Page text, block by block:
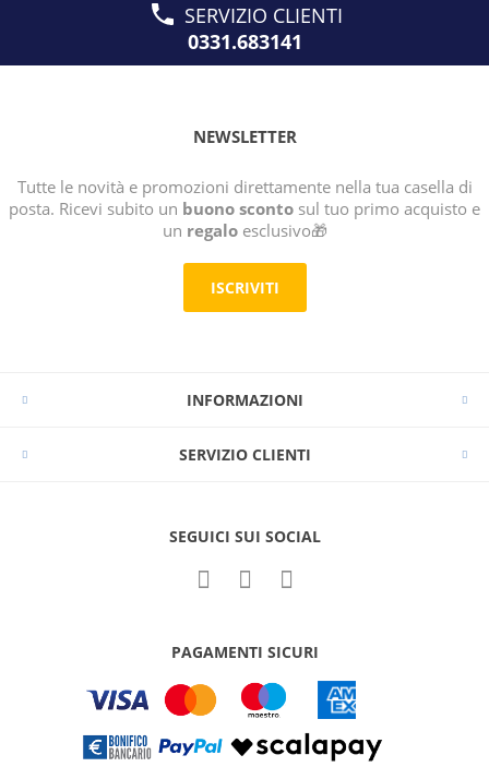
SERVIZIO CLIENTI
0331.683141
NEWSLETTER
Tutte le novità e promozioni direttamente nella tua casella di
posta. Ricevi subito un buono sconto sul tuo primo acquisto e
un regaloesclusivo🎁
ISCRIVITI
INFORMAZIONI
SERVIZIO CLIENTI
SEGUICI SUI SOCIAL
PAGAMENTI SICURI